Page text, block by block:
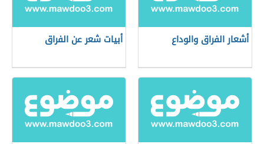
أشعار الفراق والوداع أبيات شعر عن الفراق